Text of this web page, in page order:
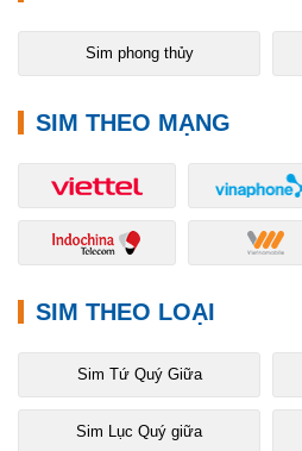
Sim phong thủy
SIM THEO MẠNG
SIM THEO LOẠI
Sim Tứ Quý Giữa
Sim Lục Quý giữa